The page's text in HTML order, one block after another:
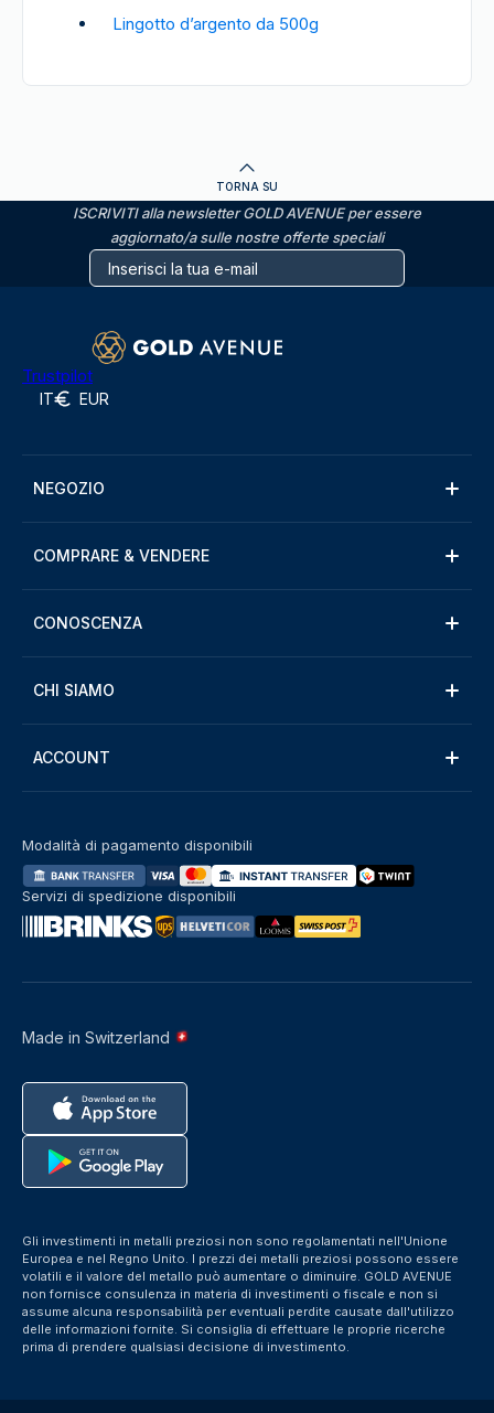
Lingotto d’argento da 500g
TORNA SU
ISCRIVITI alla newsletter GOLD AVENUE per essere
aggiornato/a sulle nostre offerte speciali
Trustpilot
IT EUR
NEGOZIO
COMPRARE & VENDERE
CONOSCENZA
CHI SIAMO
ACCOUNT
Made in Switzerland
Modalità di pagamento disponibili
Servizi di spedizione disponibili
Gli investimenti in metalli preziosi non sono regolamentati nell'Unione
Europea e nel Regno Unito. I prezzi dei metalli preziosi possono essere
volatili e il valore del metallo può aumentare o diminuire. GOLD AVENUE
non fornisce consulenza in materia di investimenti o fiscale e non si
assume alcuna responsabilità per eventuali perdite causate dall'utilizzo
delle informazioni fornite. Si consiglia di effettuare le proprie ricerche
prima di prendere qualsiasi decisione di investimento.